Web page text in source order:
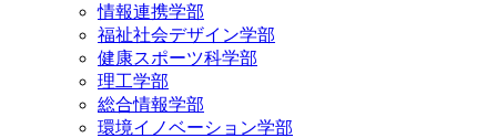
情報連携学部
福祉社会デザイン学部
健康スポーツ科学部
理工学部
総合情報学部
環境イノベーション学部